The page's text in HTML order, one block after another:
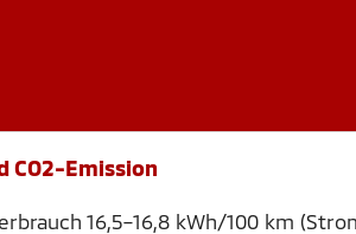
CO2-Emission
16,5–16,8 kWh/100 km